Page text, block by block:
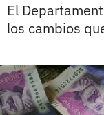
El
los cambios